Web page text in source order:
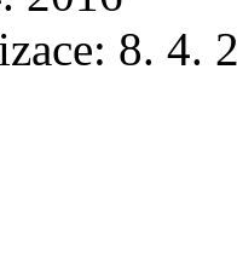
8. 4.